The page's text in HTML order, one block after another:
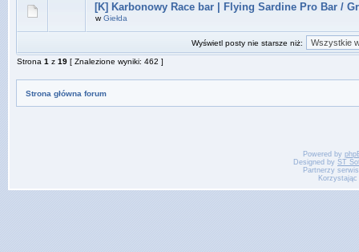
[K] Karbonowy Race bar | Flying Sardine Pro Bar /
wGiełda
Wyświetl posty nie starsze niż:
Strona 1 z 19 [ Znalezione wyniki: 462 ]
Strona główna forum
Powered by
Designed by ST
Partnerzy